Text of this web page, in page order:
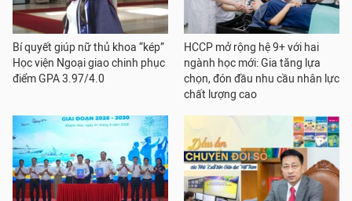
Bí quyết giúp nữ thủ khoa “kép”
Học viện Ngoại giao chinh phục
điểm GPA 3.97/4.0
HCCP mở rộng hệ 9+ với hai
ngành học mới: Gia tăng lựa
chọn, đón đầu nhu cầu nhân lực
chất lượng cao